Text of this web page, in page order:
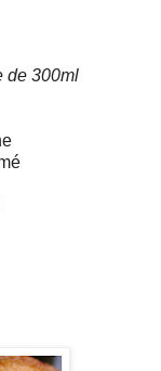
de 300ml